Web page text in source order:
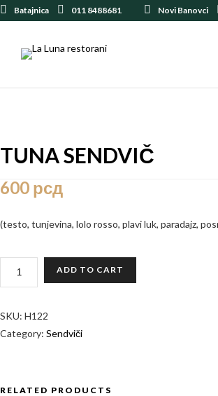
Batajnica 011 8488681 Novi Banovci
TUNA SENDVIČ
600 рсд
(testo, tunjevina, lolo rosso, plavi luk, paradajz,
ADD TO CART
SKU: H122
Category: Sendviči
RELATED PRODUCTS